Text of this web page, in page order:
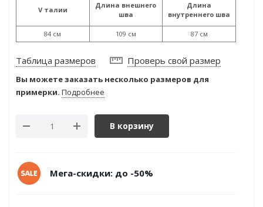
V талии
84 см
Длина внешнего
шва
109 см
Длина
внутреннего шва
87 см
Таблица размеров Проверь свой размер
Вы можете заказать несколько размеров для
примерки. Подробнее
В корзину
Мега-скидки: до -50%